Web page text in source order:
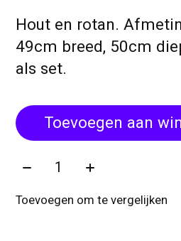
Hout en rotan.
49cm breed, 50cm
als set.
Toevoegen aan
Aantal:
Toevoegen om te vergelijken